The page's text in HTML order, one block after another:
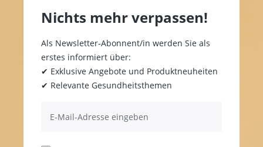
Nichts mehr verpassen!
Als Newsletter-Abonnent/in werden Sie als
erstes informiert über:
✔ Exklusive Angebote und Produktneuheiten
✔ Relevante Gesundheitsthemen